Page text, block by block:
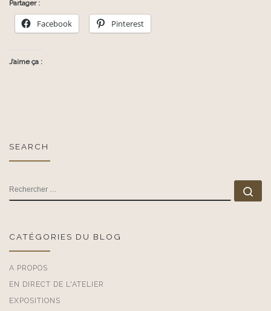
Partager :
Facebook Pinterest
J’aime ça :
SEARCH
RECHERCHER
CATÉGORIES DU BLOG
A PROPOS
EN DIRECT DE L'ATELIER
EXPOSITIONS